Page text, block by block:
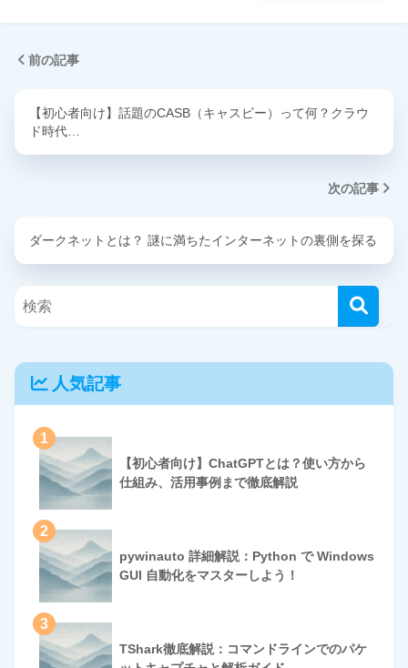
前の記事
【初心者向け】話題のCASB（キャスビー）って何？クラウ
ド時代…
次の記事
ダークネットとは？ 謎に満ちたインターネットの裏側を探る
人気記事
1
【初心者向け】ChatGPTとは？使い方から
仕組み、活用事例まで徹底解説
2
pywinauto 詳細解説：Python で Windows
GUI 自動化をマスターしよう！
3
TShark徹底解説：コマンドラインでのパケ